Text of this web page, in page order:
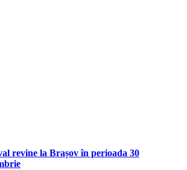
revine la Brașov în perioada 30